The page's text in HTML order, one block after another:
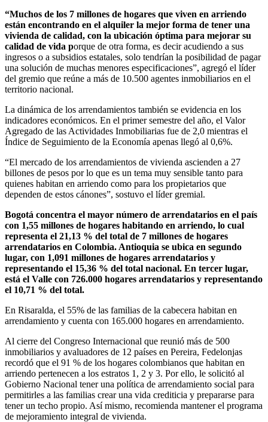
“Muchos de los 7 millones de hogares que viven en arriendo
están encontrando en el alquiler la mejor forma de tener una
vivienda de calidad, con la ubicación óptima para mejorar su
calidad de vida porque de otra forma, es decir acudiendo a sus
ingresos o a subsidios estatales, solo tendrían la posibilidad de pagar
una solución de muchas menores especificaciones”, agregó el líder
del gremio que reúne a más de 10.500 agentes inmobiliarios en el
territorio nacional.
La dinámica de los arrendamientos también se evidencia en los
indicadores económicos. En el primer semestre del año, el Valor
Agregado de las Actividades Inmobiliarias fue de 2,0 mientras el
Índice de Seguimiento de la Economía apenas llegó al 0,6%.
“El mercado de los arrendamientos de vivienda ascienden a 27
billones de pesos por lo que es un tema muy sensible tanto para
quienes habitan en arriendo como para los propietarios que
dependen de estos cánones”, sostuvo el líder gremial.
Bogotá concentra el mayor número de arrendatarios en el país
con 1,55 millones de hogares habitando en arriendo, lo cual
representa el 21,13 % del total de 7 millones de hogares
arrendatarios en Colombia. Antioquia se ubica en segundo
lugar, con 1,091 millones de hogares arrendatarios y
representando el 15,36 % del total nacional. En tercer lugar,
está el Valle con 726.000 hogares arrendatarios y representando
el 10,71 % del total.
En Risaralda, el 55% de las familias de la cabecera habitan en
arrendamiento y cuenta con 165.000 hogares en arrendamiento.
Al cierre del Congreso Internacional que reunió más de 500
inmobiliarios y avaluadores de 12 países en Pereira, Fedelonjas
recordó que el 91 % de los hogares colombianos que habitan en
arriendo pertenecen a los estratos 1, 2 y 3. Por ello, le solicitó al
Gobierno Nacional tener una política de arrendamiento social para
permitirles a las familias crear una vida crediticia y prepararse para
tener un techo propio. Así mismo, recomienda mantener el programa
de mejoramiento integral de vivienda.